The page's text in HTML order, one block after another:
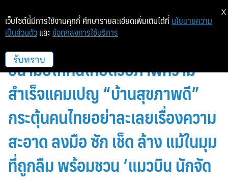
ไฮเตอร์ ย้ำจุดยืนด้านการปกป้องสุข
อนามัยให้คนไทยด้วยภาพความ
สำเร็จแคมเปญ “บ้านสุขภาพดี”
กระตุ้นคนไทยอย่าละเลยเรื่องความ
สะอาด ลงมือ ซัก เช็ด ล้าง แม้ในมุม
ที่ถูกลืม พร้อมชวน ‘แมวบิน นักจัด
เว็บไซต์นี้มีการใช้งานคุกกี้ ศึกษารายละเอียดเพิ่มเติมได้ที่ นโยบายความ
เป็นส่วนตัว และ ข้อตกลงการใช้บริการ
รับทราบ
X